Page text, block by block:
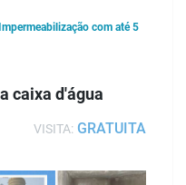
com até 5
caixa d'água
VISITA: GRATUITA